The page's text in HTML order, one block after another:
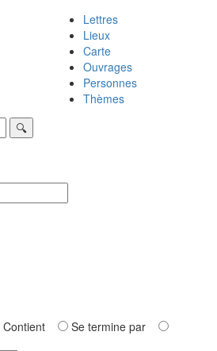
Lettres
Lieux
Carte
Ouvrages
Personnes
Thèmes
Contient
Se termine par